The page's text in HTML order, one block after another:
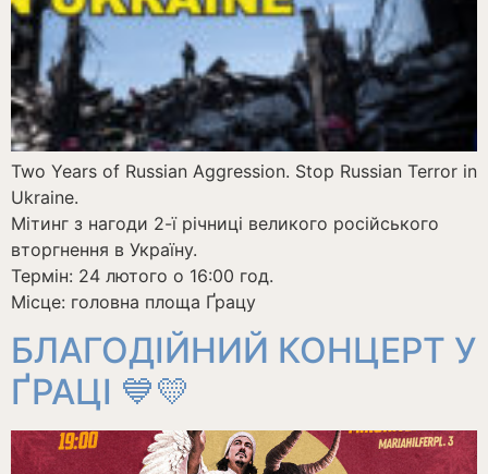
Two Years of Russian Aggression. Stop Russian Terror in
Ukraine.
Мітинг з нагоди 2-ї річниці великого російського
вторгнення в Україну.
Термін: 24 лютого о 16:00 год.
Місце: головна площа Ґрацу
БЛАГОДІЙНИЙ КОНЦЕРТ У
ҐРАЦІ 💙💛